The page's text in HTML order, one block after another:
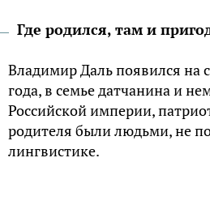
Где родился, там и
Владимир Даль появился на
года, в семье датчанина и
Российской империи,
родителя были людьми, не
лингвистике.